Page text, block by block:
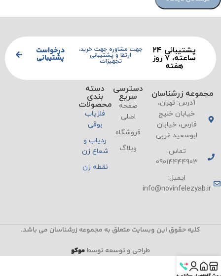
پشتیبانی ۲۴
ساعته، ۷ روز
هفته
جهت مشاوره جهت خرید،
ارتقا و پشتیبانی
تجهیزات
درخواست
پشتیبانی
مجموعه زرشناسان
آدرس: تهران،
خیابان خلیج
فارس، خیابان
ابوسعید غربی
تماس:
09014444903
ایمیل:
info@novinfelezyab.ir
دسترسی
سریع
صفحه
اصلی
فروشگاه
وبلاگ
دسته
بندی
محصولات
فلزیاب
بوقی
ردیاب و
شعاع زن
نقطه زن
کلیه حقوق این وبسایت متعلق به مجموعه زرشناسان می باشد.
طراحی و توسعه توسطموکو